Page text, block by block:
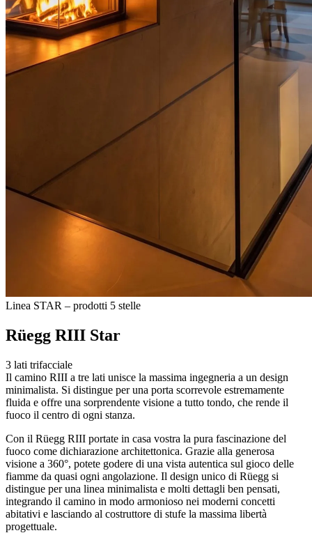
Linea STAR – prodotti 5 stelle
Rüegg RIII Star
3 lati trifacciale
Il camino RIII a tre lati unisce la massima ingegneria a un design
minimalista. Si distingue per una porta scorrevole estremamente
fluida e offre una sorprendente visione a tutto tondo, che rende il
fuoco il centro di ogni stanza.
Con il Rüegg RIII portate in casa vostra la pura fascinazione del
fuoco come dichiarazione architettonica. Grazie alla generosa
visione a 360°, potete godere di una vista autentica sul gioco delle
fiamme da quasi ogni angolazione. Il design unico di Rüegg si
distingue per una linea minimalista e molti dettagli ben pensati,
integrando il camino in modo armonioso nei moderni concetti
abitativi e lasciando al costruttore di stufe la massima libertà
progettuale.